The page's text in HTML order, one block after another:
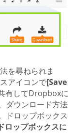
を尋ねられま
アイコンで[Save
有してDropboxに
ダウンロード方法
ドロップボックス
ップボックスに